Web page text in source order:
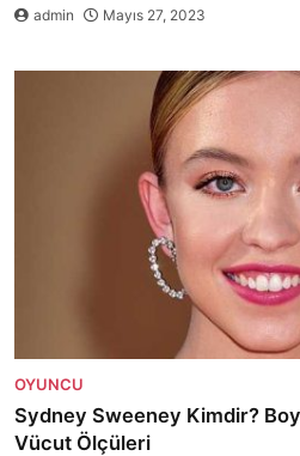
admin Mayıs 27, 2023
OYUNCU
Sydney Sweeney Kimdir?
Vücut Ölçüleri